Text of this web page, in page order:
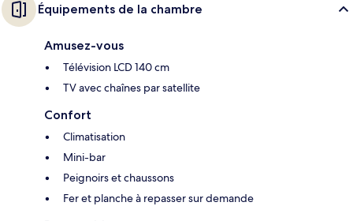
Équipements de la chambre
Amusez-vous
Télévision LCD 140 cm
TV avec chaînes par satellite
Confort
Climatisation
Mini-bar
Peignoirs et chaussons
Fer et planche à repasser sur demande